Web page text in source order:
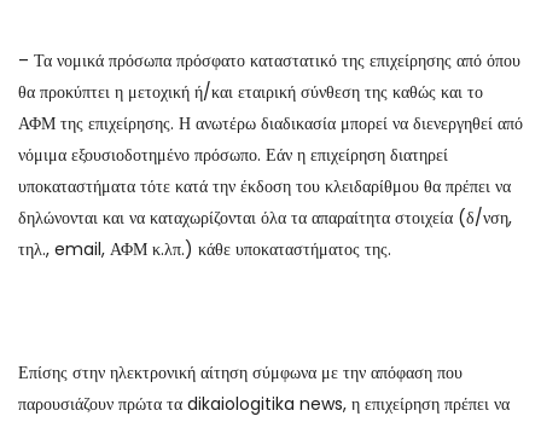
– Τα νομικά πρόσωπα πρόσφατο καταστατικό της επιχείρησης από όπου
θα προκύπτει η μετοχική ή/και εταιρική σύνθεση της καθώς και το
ΑΦΜ της επιχείρησης. Η ανωτέρω διαδικασία μπορεί να διενεργηθεί από
νόμιμα εξουσιοδοτημένο πρόσωπο. Εάν η επιχείρηση διατηρεί
υποκαταστήματα τότε κατά την έκδοση του κλειδαρίθμου θα πρέπει να
δηλώνονται και να καταχωρίζονται όλα τα απαραίτητα στοιχεία (δ/νση,
τηλ., email, ΑΦΜ κ.λπ.) κάθε υποκαταστήματος της.
Επίσης στην ηλεκτρονική αίτηση σύμφωνα με την απόφαση που
παρουσιάζουν πρώτα τα dikaiologitika news, η επιχείρηση πρέπει να